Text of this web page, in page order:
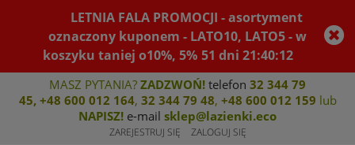
LETNIA FALA PROMOCJI - asortyment
oznaczony kuponem - LATO10, LATO5 - w
koszyku taniej o10%, 5% 51 dni21:40:12
MASZ PYTANIA? ZADZWOŃ! telefon 32 344 79
45, +48 600 012 164, 32 344 79 48, +48 600 012 159 lub
NAPISZ! e-mail sklep@lazienki.eco
ZAREJESTRUJ SIĘ ZALOGUJ SIĘ